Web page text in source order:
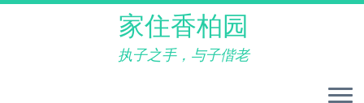
家住香柏园
执子之手，与子偕老